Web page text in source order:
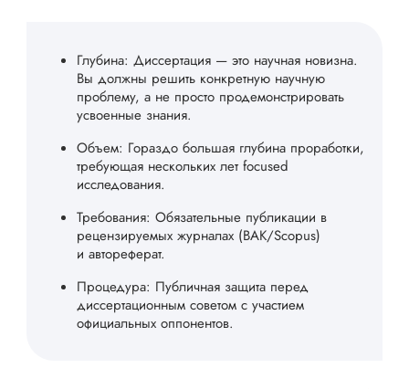
Глубина: Диссертация — это научная новизна.
Вы должны решить конкретную научную
проблему, а не просто продемонстрировать
усвоенные знания.
Объем: Гораздо большая глубина проработки,
требующая нескольких лет focused
исследования.
Требования: Обязательные публикации в
рецензируемых журналах (ВАК/Scopus)
и автореферат.
Процедура: Публичная защита перед
диссертационным советом с участием
официальных оппонентов.